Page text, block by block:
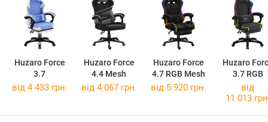
Huzaro Force
3.7
Huzaro Force
4.4 Mesh
Huzaro Force
4.7 RGB Mesh
Huzaro
3.7 RGB
від 4 433 грн. від 4 067 грн. від 5 920 грн.
від
11 013